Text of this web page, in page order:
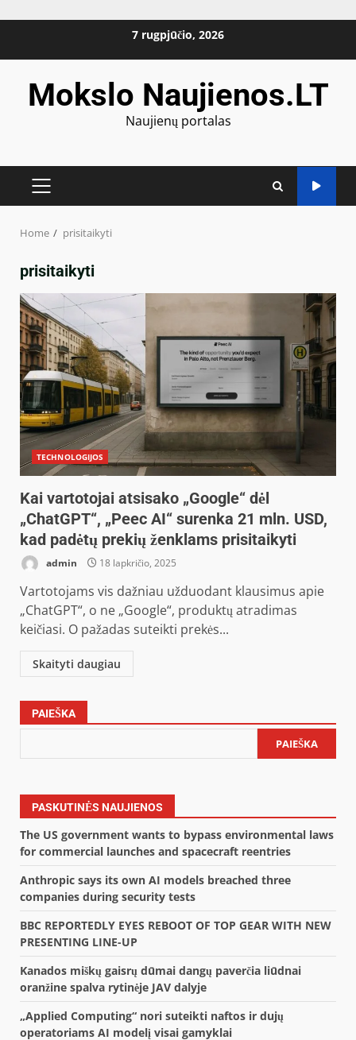
7 rugpjūčio, 2026
Mokslo Naujienos.LT
Naujienų portalas
PRIMARY
Home prisitaikyti
prisitaikyti
TECHNOLOGIJOS
Kai vartotojai atsisako „Google“ dėl
„ChatGPT“, „Peec AI“ surenka 21 mln. USD,
kad padėtų prekių ženklams prisitaikyti
admin 18 lapkričio, 2025
Vartotojams vis dažniau užduodant klausimus apie
„ChatGPT“, o ne „Google“, produktų atradimas
keičiasi. O pažadas suteikti prekės...
Skaityti daugiau
PAIEŠKA
PAIEŠKA
PASKUTINĖS NAUJIENOS
The US government wants to bypass environmental laws
for commercial launches and spacecraft reentries
Anthropic says its own AI models breached three
companies during security tests
BBC REPORTEDLY EYES REBOOT OF TOP GEAR WITH NEW
PRESENTING LINE-UP
Kanados miškų gaisrų dūmai dangų paverčia liūdnai
oranžine spalva rytinėje JAV dalyje
„Applied Computing“ nori suteikti naftos ir dujų
operatoriams AI modelį visai gamyklai